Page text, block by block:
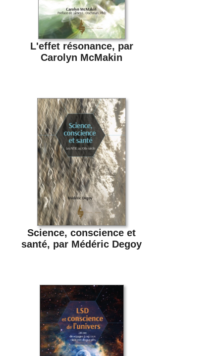
L'effet résonance, par
Carolyn McMakin
Science, conscience et
santé, par Médéric Degoy